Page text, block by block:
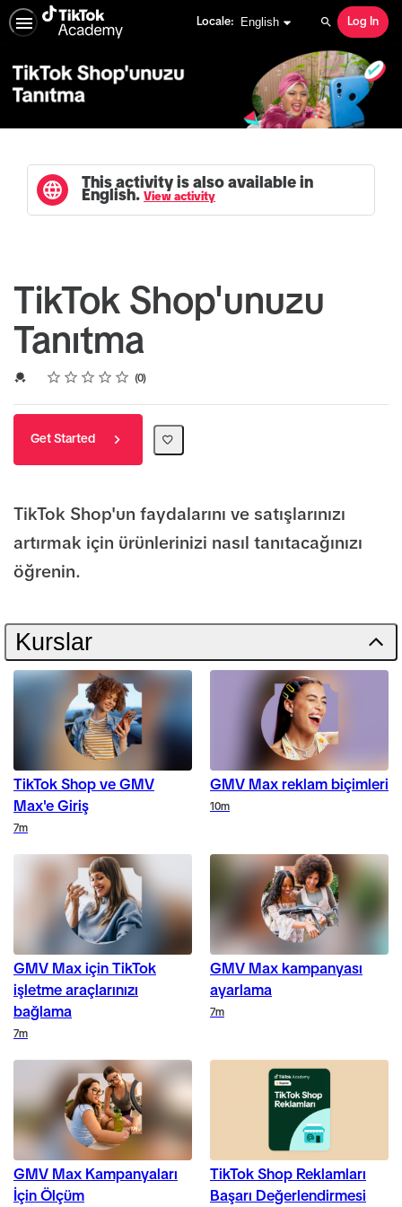
Locale:
English selected English Search
Log In
This activity is also available in
English. View activity
TikTok Shop'unuzu
Tanıtma
Credential For Completion
Rating
1 star
2 stars
3 stars
4 stars
5 stars
Average rating: 0 0
No reviews
Get Started
TikTok Shop'un faydalarını ve satışlarınızı
artırmak için ürünlerinizi nasıl tanıtacağınızı
öğrenin.
Kurslar
TikTok Shop ve GMV
Max'e Giriş
Duration
7m
GMV Max reklam biçimleri
Duration 10m
GMV Max için TikTok
işletme araçlarınızı
bağlama
Duration
7m
GMV Max kampanyası
ayarlama
Duration 7m
GMV Max Kampanyaları
İçin Ölçüm
TikTok Shop Reklamları
Başarı Değerlendirmesi